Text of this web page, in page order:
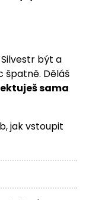
být a
špatně. Děláš
sama
jak vstoupit